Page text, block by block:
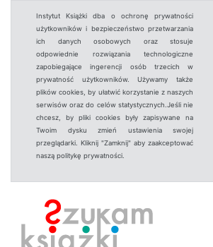
Instytut Książki dba o ochronę prywatności
użytkowników i bezpieczeństwo przetwarzania
ich danych osobowych oraz stosuje
odpowiednie rozwiązania technologiczne
zapobiegające ingerencji osób trzecich w
prywatność użytkowników. Używamy także
plików cookies, by ułatwić korzystanie z naszych
serwisów oraz do celów statystycznych.Jeśli nie
chcesz, by pliki cookies były zapisywane na
Twoim dysku zmień ustawienia swojej
przeglądarki. Kliknij "Zamknij" aby zaakceptować
naszą politykę prywatności.